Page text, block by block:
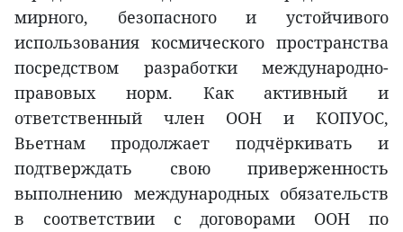
мирного, безопасного и устойчивого
использования космического пространства
посредством разработки международно-
правовых норм. Как активный и
ответственный член ООН и КОПУОС,
Вьетнам продолжает подчёркивать и
подтверждать свою приверженность
выполнению международных обязательств
в соответствии с договорами ООН по